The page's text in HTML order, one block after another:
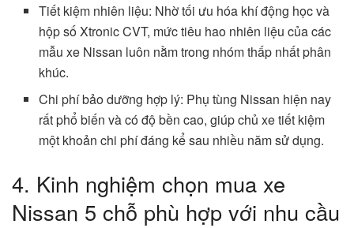
Tiết kiệm nhiên liệu: Nhờ tối ưu hóa khí động học và
hộp số Xtronic CVT, mức tiêu hao nhiên liệu của các
mẫu xe Nissan luôn nằm trong nhóm thấp nhất phân
khúc.
Chi phí bảo dưỡng hợp lý: Phụ tùng Nissan hiện nay
rất phổ biến và có độ bền cao, giúp chủ xe tiết kiệm
một khoản chi phí đáng kể sau nhiều năm sử dụng.
4. Kinh nghiệm chọn mua xe
Nissan 5 chỗ phù hợp với nhu cầu